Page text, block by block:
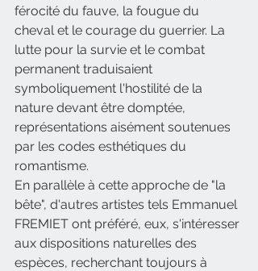
férocité du fauve, la fougue du
cheval et le courage du guerrier. La
lutte pour la survie et le combat
permanent traduisaient
symboliquement l'hostilité de la
nature devant être domptée,
représentations aisément soutenues
par les codes esthétiques du
romantisme.
En parallèle à cette approche de "la
bête", d'autres artistes tels Emmanuel
FREMIET ont préféré, eux, s'intéresser
aux dispositions naturelles des
espèces, recherchant toujours à